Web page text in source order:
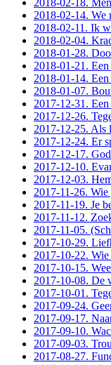
2018-02-18.
2018-02-14. We
2018-02-11. Ik
2018-02-04.
2018-01-28.
2018-01-21.
2018-01-14.
2018-01-07.
2017-12-31.
2017-12-26.
2017-12-25. Als
2017-12-24. Er
2017-12-17.
2017-12-10.
2017-12-03.
2017-11-26. Wie
2017-11-19. Je
2017-11-12.
2017-11-05.
2017-10-29.
2017-10-22.
2017-10-15.
2017-10-08. De
2017-10-01.
2017-09-24.
2017-09-17.
2017-09-10.
2017-09-03.
2017-08-27.